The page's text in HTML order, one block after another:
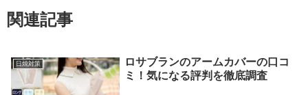
関連記事
日焼対策
ロサブランのアームカバーの口コ
ミ！気になる評判を徹底調査